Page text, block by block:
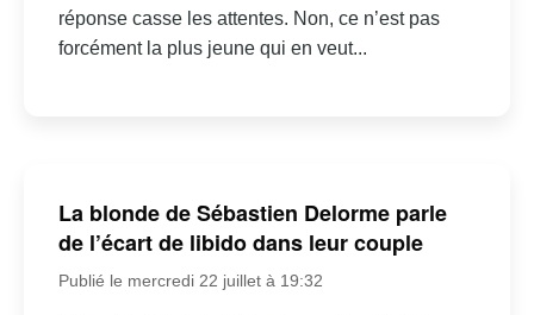
réponse casse les attentes. Non, ce n’est pas
forcément la plus jeune qui en veut...
La blonde de Sébastien Delorme parle
de l’écart de libido dans leur couple
Publié le mercredi 22 juillet à 19:32